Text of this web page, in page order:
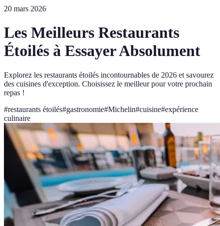
20 mars 2026
Les Meilleurs Restaurants
Étoilés à Essayer Absolument
Explorez les restaurants étoilés incontournables de 2026 et savourez
des cuisines d'exception. Choisissez le meilleur pour votre prochain
repas !
#restaurants étoilés#gastronomie#Michelin#cuisine#expérience
culinaire